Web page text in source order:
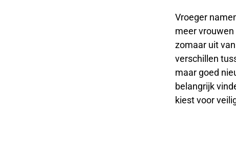
Vroeger
meer
zomaar uit
verschillen
maar goed
belangrijk
kiest voor